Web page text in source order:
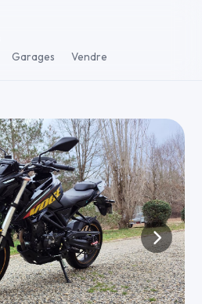
Garages Vendre